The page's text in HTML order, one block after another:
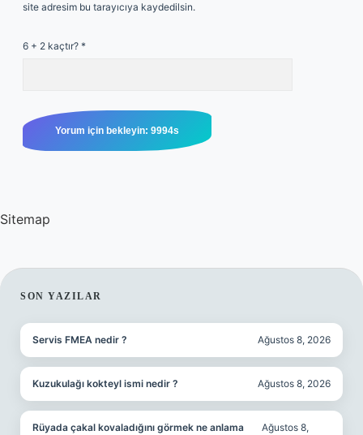
site adresim bu tarayıcıya kaydedilsin.
6 + 2 kaçtır? *
Sitemap
SIDEBAR
SON YAZILAR
Servis FMEA nedir ? Ağustos 8, 2026
Kuzukulağı kokteyl ismi nedir ? Ağustos 8, 2026
Rüyada çakal kovaladığını görmek ne anlama
Ağustos 8,